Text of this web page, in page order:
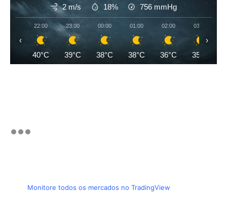
2 m/s 18% 756 mmHg
22:00
40°C
23:00
39°C
00:00
38°C
01:00
38°C
02:00
36°C
03:00
35°C
‹ ›
Monitore todos os mercados no TradingView